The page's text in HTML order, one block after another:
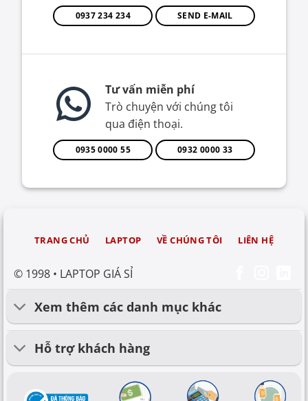
0937 234 234 SEND E-MAIL
Tư vấn miễn phí
Trò chuyện với chúng tôi
qua điện thoại.
0935 0000 55 0932 0000 33
© 1998 • LAPTOP GIÁ SỈ
TRANG CHỦ LAPTOP VỀ CHÚNG TÔI LIÊN HỆ
Xem thêm các danh mục khác
Hỗ trợ khách hàng